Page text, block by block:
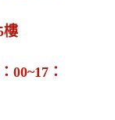
樓
00~17：